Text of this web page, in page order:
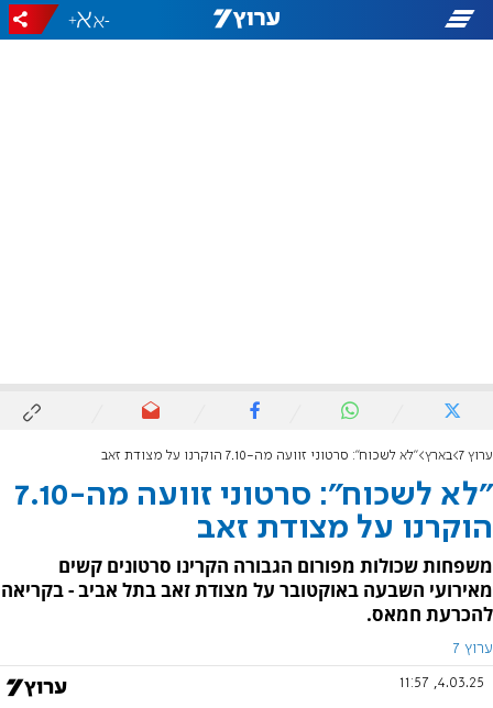
-
+
ערוץ 7 בארץ "לא לשכוח": סרטוני זוועה מה-7.10 הוקרנו על מצודת זאב
"לא לשכוח": סרטוני זוועה מה-7.10
הוקרנו על מצודת זאב
משפחות שכולות מפורום הגבורה הקרינו סרטונים קשים
מאירועי השבעה באוקטובר על מצודת זאב בתל אביב - בקריאה
להכרעת חמאס.
ערוץ 7
4.03.25, 11:57